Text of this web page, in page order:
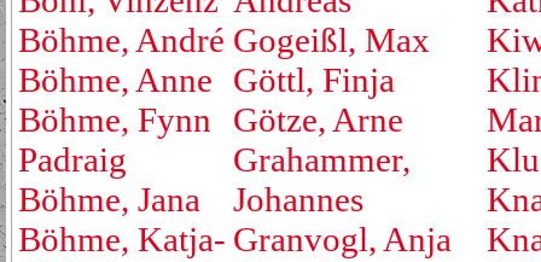
Böhme, André
Böhme, Anne
Böhme, Fynn
Padraig
Böhme, Jana
Böhme, Katja-
Gogeißl, Max
Göttl, Finja
Götze, Arne
Grahammer,
Johannes
Granvogl, Anja